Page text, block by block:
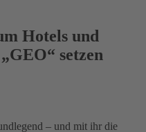
Hotels und
setzen
– und mit ihr die